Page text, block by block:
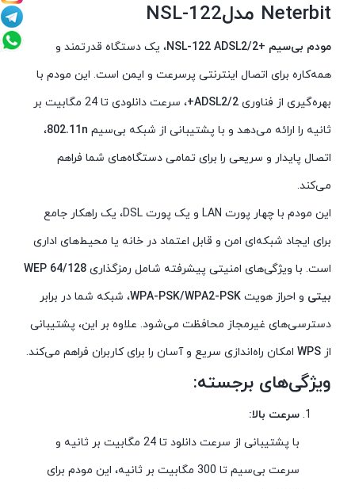
Neterbit مدلNSL-122
مودم بی‌سیم +NSL-122 ADSL2/2
، یک دستگاه قدرتمند و
همه‌کاره برای اتصال اینترنتی پرسرعت و ایمن است. این مودم با
بهره‌گیری از فناوری ADSL2/2+
، سرعت دانلودی تا 24 مگابیت بر
ثانیه را ارائه می‌دهد و با پشتیبانی از شبکه بی‌سیم 802.11n،
اتصال پایدار و سریعی را برای تمامی دستگاه‌های شما فراهم
می‌کند.
این مودم با چهار پورت LAN و یک پورت DSL، یک راهکار جامع
برای ایجاد شبکه‌ای امن و قابل اعتماد در خانه یا محیط‌های اداری
است. با ویژگی‌های امنیتی پیشرفته شامل رمزگذاری WEP 64/128
بیتی و احراز هویت WPA-PSK/WPA2-PSK، شبکه شما در برابر
دسترسی‌های غیرمجاز محافظت می‌شود. علاوه بر این، پشتیبانی
از WPS امکان راه‌اندازی سریع و آسان را برای کاربران فراهم می‌کند.
ویژگی‌های برجسته:
سرعت بالا:
با پشتیبانی از سرعت دانلود تا 24 مگابیت بر ثانیه و
سرعت بی‌سیم تا 300 مگابیت بر ثانیه، این مودم برای